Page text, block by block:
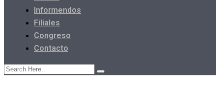
Informendos
Filiales
Congreso
Contacto